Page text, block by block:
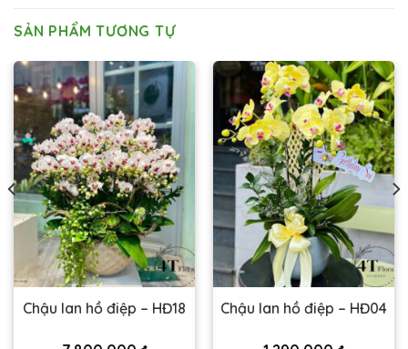
SẢN PHẨM TƯƠNG TỰ
Chậu lan hồ điệp – HĐ18 Chậu lan hồ điệp – HĐ04